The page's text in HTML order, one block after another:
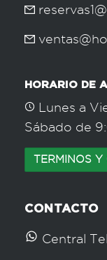
HORARIO DE
Lunes a
Sábado de
TERMINOS Y
CONTACTO
Central